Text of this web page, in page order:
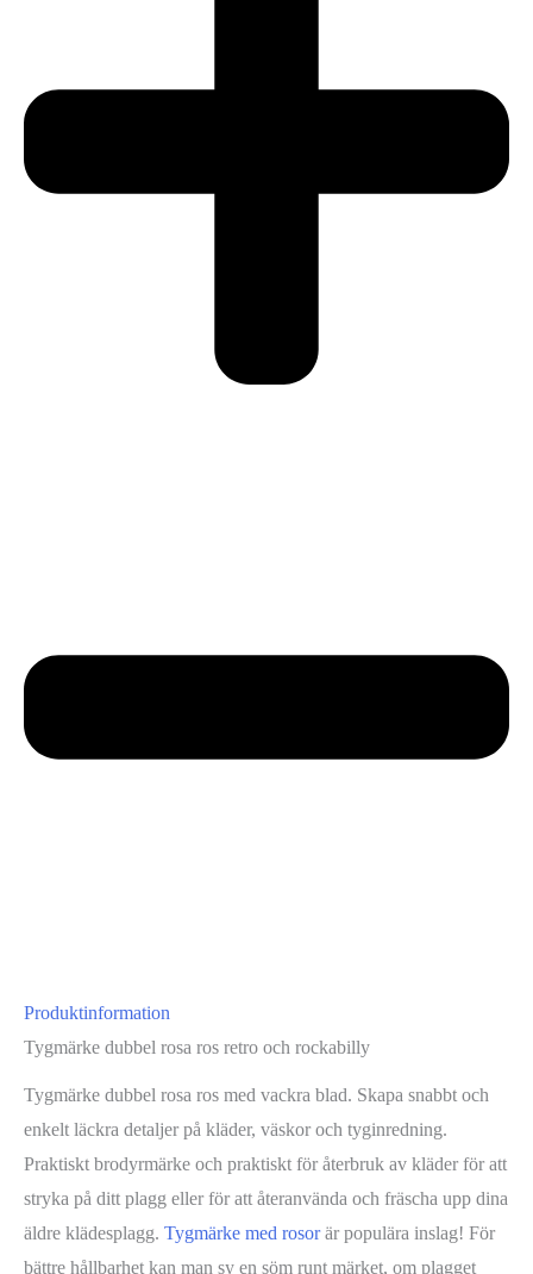
Produktinformation
Tygmärke dubbel rosa ros retro och rockabilly
Tygmärke dubbel rosa ros med vackra blad. Skapa snabbt och
enkelt läckra detaljer på kläder, väskor och tyginredning.
Praktiskt brodyrmärke och praktiskt för återbruk av kläder för att
stryka på ditt plagg eller för att återanvända och fräscha upp dina
äldre klädesplagg. Tygmärke med rosorär populära inslag! För
bättre hållbarhet kan man sy en söm runt märket, om plagget